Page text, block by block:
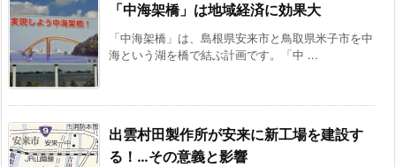
「中海架橋」は地域経済に効果大
「中海架橋」は、島根県安来市と鳥取県米子市を中
海という湖を橋で結ぶ計画です。「中 ...
出雲村田製作所が安来に新工場を建設す
る！…その意義と影響